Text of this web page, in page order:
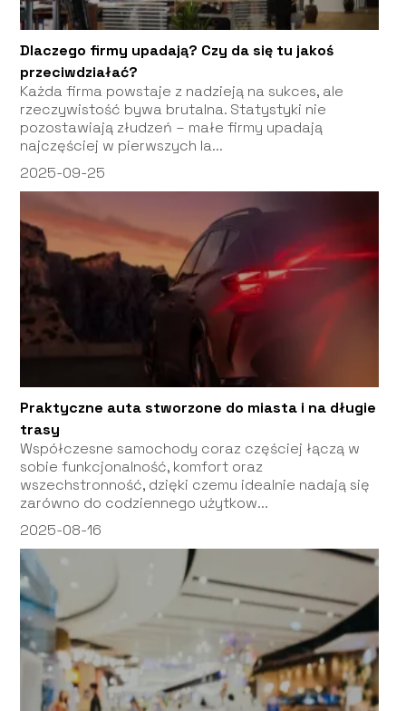
Dlaczego firmy upadają? Czy da się tu jakoś
przeciwdziałać?
Każda firma powstaje z nadzieją na sukces, ale
rzeczywistość bywa brutalna. Statystyki nie
pozostawiają złudzeń – małe firmy upadają
najczęściej w pierwszych la...
2025-09-25
Praktyczne auta stworzone do miasta i na długie
trasy
Współczesne samochody coraz częściej łączą w
sobie funkcjonalność, komfort oraz
wszechstronność, dzięki czemu idealnie nadają się
zarówno do codziennego użytkow...
2025-08-16